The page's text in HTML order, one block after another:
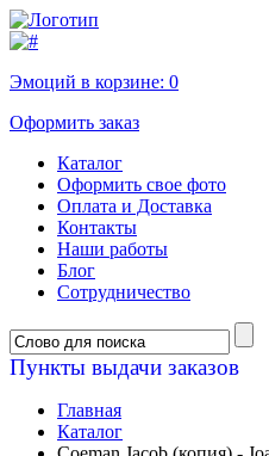
Эмоций в корзине: 0
Оформить заказ
Каталог
Оформить свое фото
Оплата и Доставка
Контакты
Наши работы
Блог
Сотрудничество
Пункты выдачи заказов
Главная
Каталог